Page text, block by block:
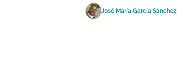
José María García Sánchez